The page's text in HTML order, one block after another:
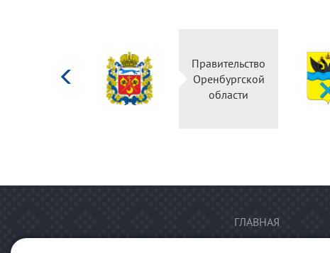
Правительство
Оренбургской
области
ГЛАВНАЯ